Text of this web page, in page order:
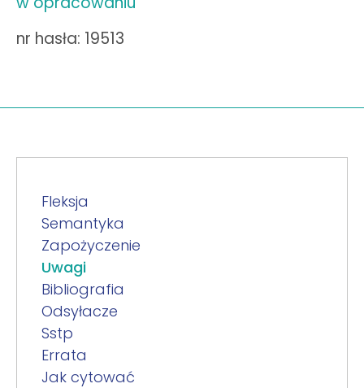
nr hasła: 19513
Fleksja
Semantyka
Zapożyczenie
Uwagi
Bibliografia
Odsyłacze
Sstp
Errata
Jak cytować